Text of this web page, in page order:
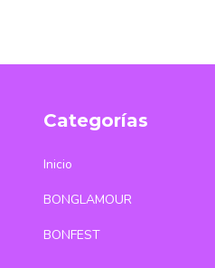
Categorías
Inicio
BONGLAMOUR
BONFEST